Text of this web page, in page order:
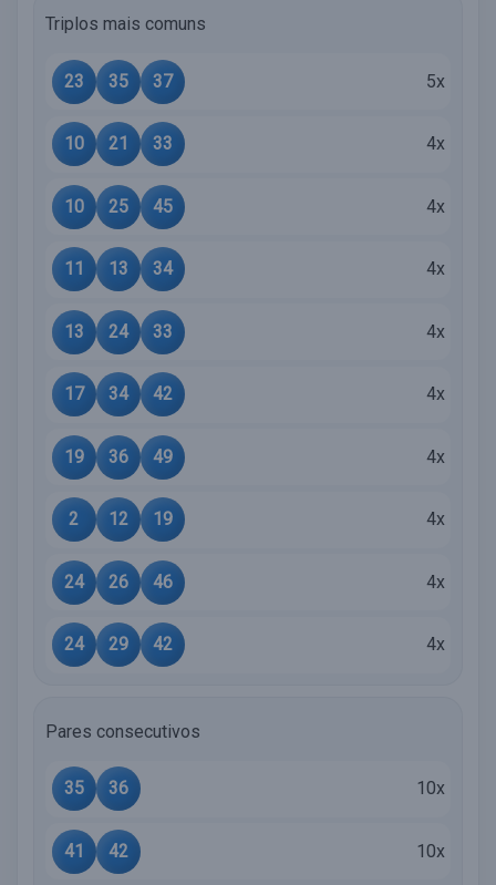
Triplos mais comuns
23 35 37 5x
10 21 33 4x
10 25 45 4x
11 13 34 4x
13 24 33 4x
17 34 42 4x
19 36 49 4x
2 12 19 4x
24 26 46 4x
24 29 42 4x
Pares consecutivos
35 36 10x
41 42 10x